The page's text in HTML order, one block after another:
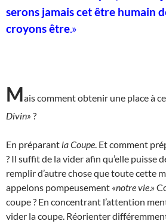
serons jamais cet être humain
croyons être.»
Mais comment obtenir une place à ce
Divin» ?
En préparant la Coupe . Et comment
? Il suffit de la vider afin qu’elle puisse
remplir d’autre chose que toute cette
appelons pompeusement «notre vie.»
coupe ? En concentrant l’attention
vider la coupe. Réorienter